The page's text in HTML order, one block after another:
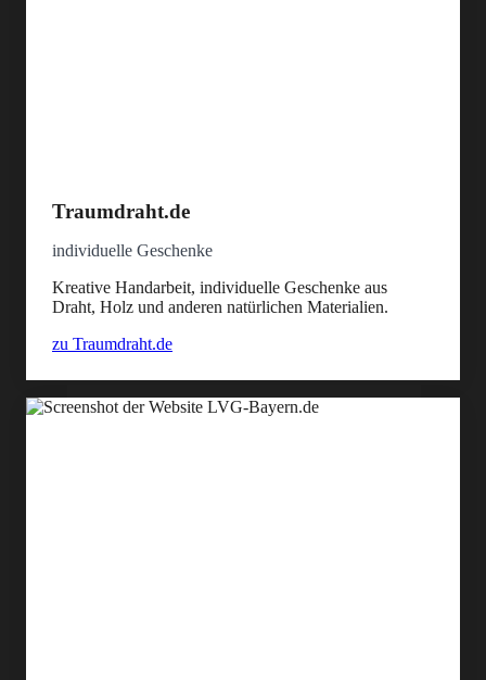
Traumdraht.de
individuelle Geschenke
Kreative Handarbeit, individuelle Geschenke aus
Draht, Holz und anderen natürlichen Materialien.
zu Traumdraht.de